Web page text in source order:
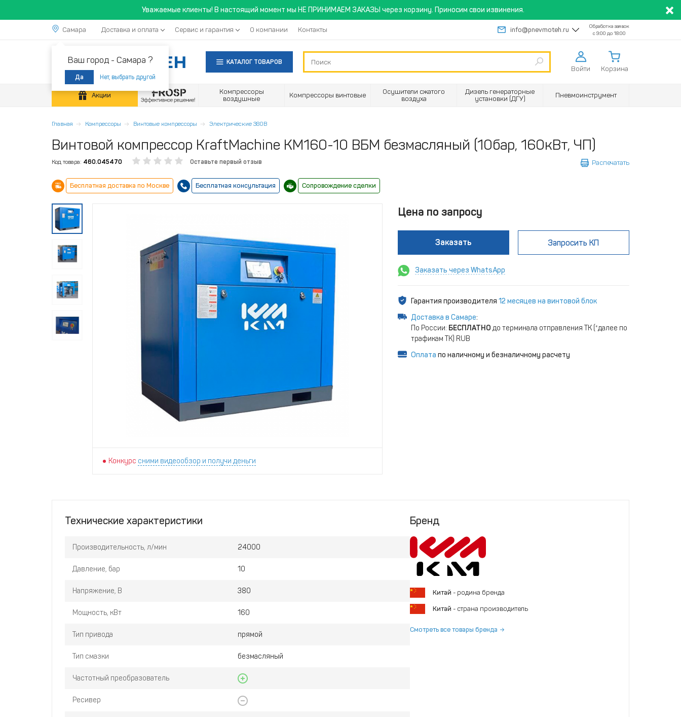
Уважаемые клиенты! В настоящий момент мы НЕ ПРИНИМАЕМ ЗАКАЗЫ через корзину. Приносим свои извинения.
Самара
Ваш город - Самара ?
Да Нет, выбрать другой
Доставка и оплата Сервис и гарантия О компании Контакты info@pnevmoteh.ru
Обработка заявок
с 9:00 до 18:00
КАТАЛОГ ТОВАРОВ
Войти Корзина
Акции
Компрессоры
воздушные
Компрессоры винтовые
Осушители сжатого
воздуха
Дизель генераторные
установки (ДГУ)
Пневмоинструмент
Главная Компрессоры Винтовые компрессоры Электрические 380В
Винтовой компрессор KraftMachine KM160-10 ВБМ безмасляный (10бар, 160кВт, ЧП)
Код товара: 460.045470 Оставьте первый отзыв Распечатать
Бесплатная доставка по Москве Бесплатная консультация Сопровождение сделки
Конкурс сними видеообзор и получи деньги
Цена по запросу
Заказать Запросить КП
Заказать через WhatsApp
Гарантия производителя 12 месяцев на винтовой блок
Доставка в Самаре:
По России: БЕСПЛАТНО до терминала отправления ТК (*далее по
трафикам ТК) RUB
Оплата по наличному и безналичному расчету
Технические характеристики
Производительность, л/мин 24000
Давление, бар 10
Напряжение, В 380
Мощность, кВт 160
Тип привода прямой
Тип смазки безмасляный
Частотный преобразователь
Ресивер
Бренд
Китай - родина бренда
Китай - страна производитель
Смотреть все товары бренда